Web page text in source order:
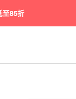
至85折